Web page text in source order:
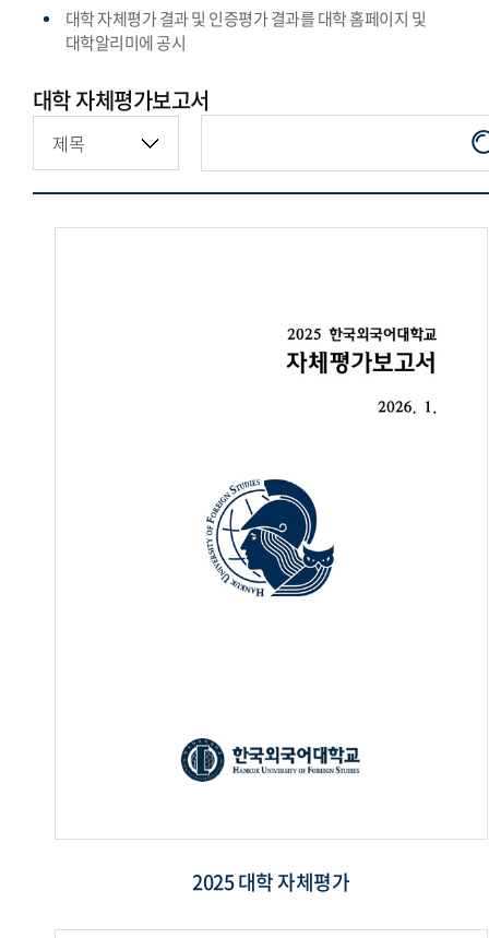
대학 자체평가 결과 및 인증평가 결과를 대학 홈페이지 및
대학알리미에 공시
대학 자체평가보고서
2025 대학 자체평가